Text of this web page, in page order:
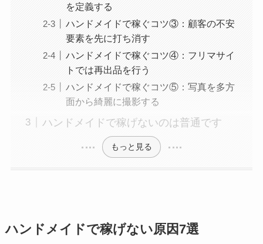
を定義する
ハンドメイドで稼ぐコツ③：顧客の不安
要素を先に打ち消す
ハンドメイドで稼ぐコツ④：フリマサイ
トでは再出品を行う
ハンドメイドで稼ぐコツ⑤：写真を多方
面から綺麗に撮影する
ハンドメイドで稼げないのは普通です
もっと見る
ハンドメイドで稼げない原因7選